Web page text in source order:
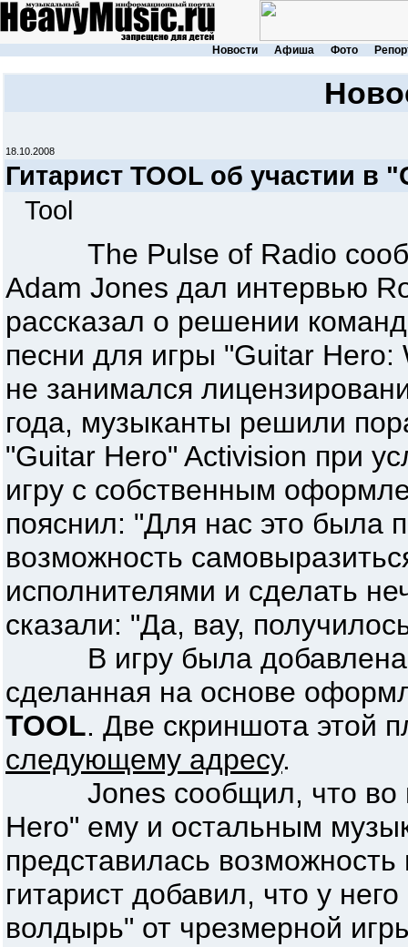
Новости Афиша Фото
18.10.2008
Гитарист TOOL об участии в
Tool
The Pulse of Radio
Adam Jones дал интервью
рассказал о решении
песни для игры "Guitar Hero:
не занимался
года, музыканты решили
"Guitar Hero" Activision при
игру с собственным
пояснил: "Для нас это была
возможность
исполнителями и сделать
сказали: "Да, вау,
В игру была добавлена
сделанная на основе
TOOL. Две скриншота этой
следующему адресу.
Jones сообщил, что во
Hero" ему и остальным
представилась возможность
гитарист добавил, что у
волдырь" от чрезмерной